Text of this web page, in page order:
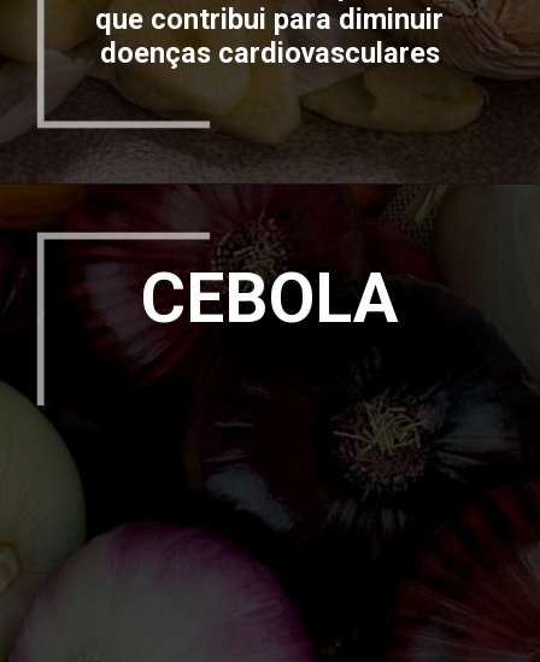
que contribui para diminuir
doenças cardiovasculares
CEBOLA